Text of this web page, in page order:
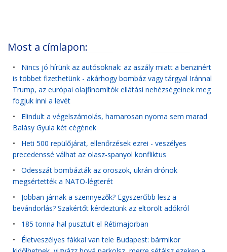
Most a címlapon:
• Nincs jó hírünk az autósoknak: az aszály miatt a benzinért
is többet fizethetünk - akárhogy bombáz vagy tárgyal Iránnal
Trump, az európai olajfinomítók ellátási nehézségeinek meg
fogjuk inni a levét
• Elindult a végelszámolás, hamarosan nyoma sem marad
Balásy Gyula két cégének
• Heti 500 repülőjárat, ellenőrzések ezrei - veszélyes
precedenssé válhat az olasz-spanyol konfliktus
• Odesszát bombázták az oroszok, ukrán drónok
megsértették a NATO-légterét
• Jobban járnak a szennyezők? Egyszerűbb lesz a
bevándorlás? Szakértőt kérdeztünk az eltörölt adókról
• 185 tonna hal pusztult el Rétimajorban
• Életveszélyes fákkal van tele Budapest: bármikor